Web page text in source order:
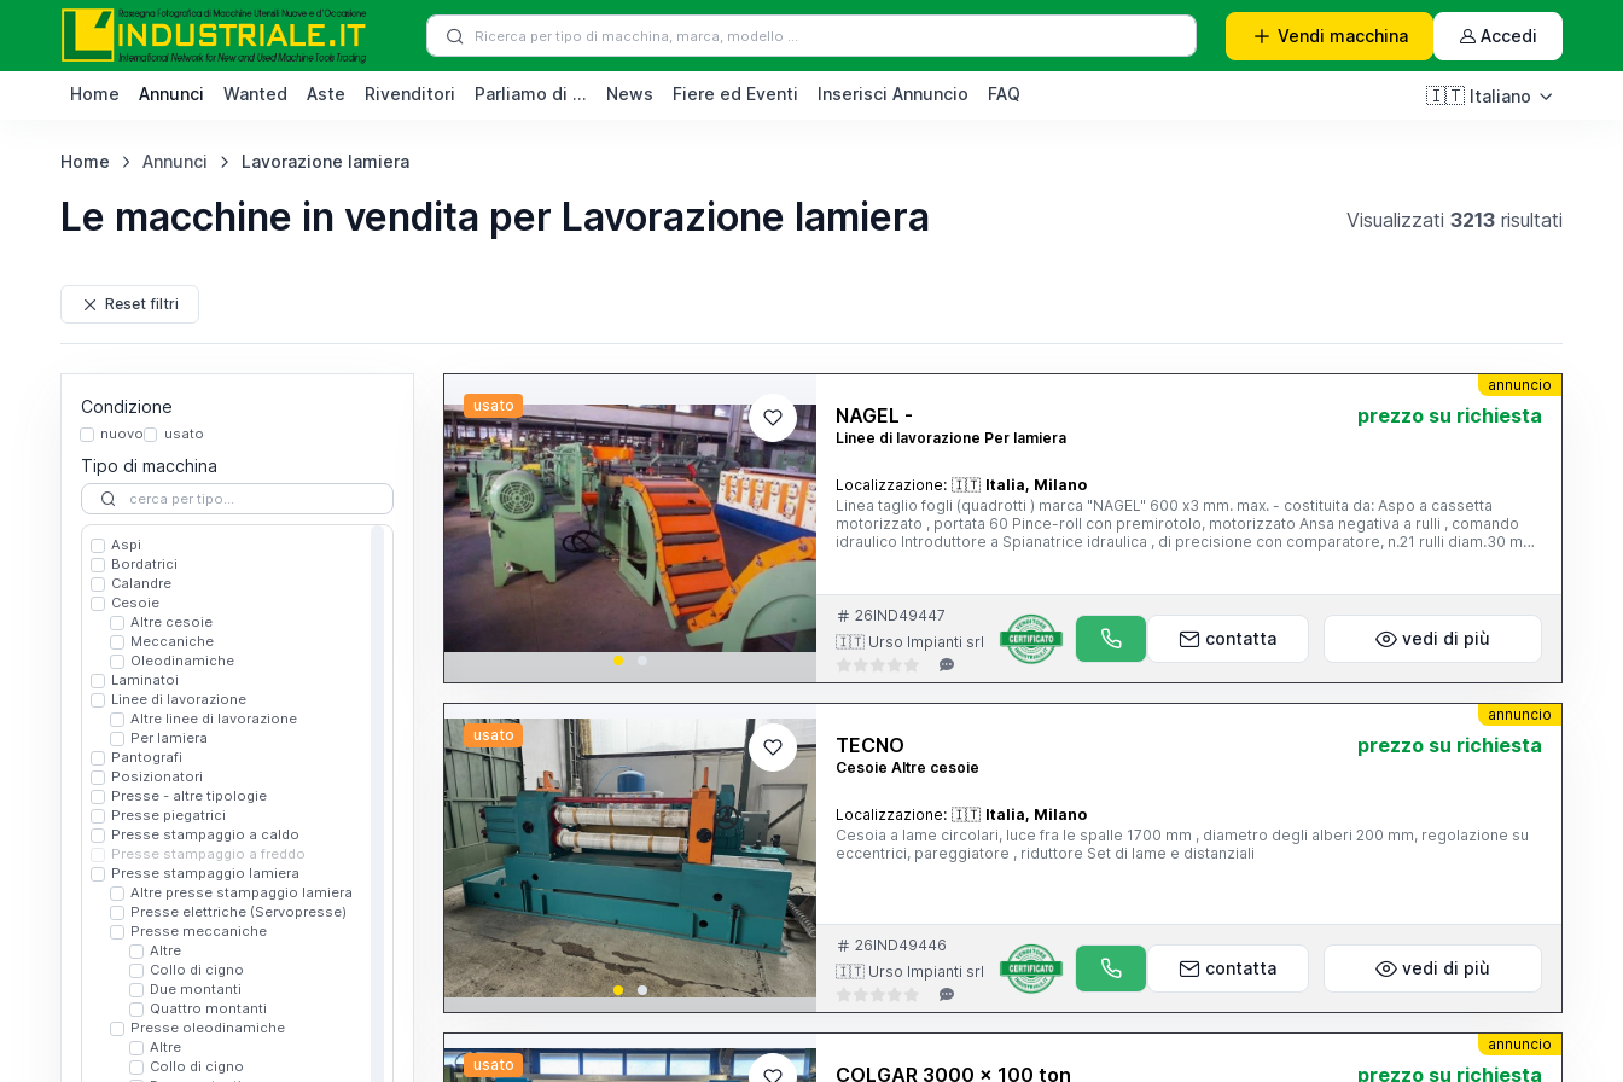
Vendi macchina Accedi
Home Annunci Wanted Aste Rivenditori Parliamo di ... News Fiere ed Eventi Inserisci Annuncio FAQ 🇮🇹 Italiano
Home Annunci Lavorazione lamiera
Le macchine in vendita per Lavorazione lamiera Visualizzati3213 risultati
Reset filtri
Condizione
nuovo usato
Tipo di macchina
Aspi
Bordatrici
Calandre
Cesoie
Altre cesoie
Meccaniche
Oleodinamiche
Laminatoi
Linee di lavorazione
Altre linee di lavorazione
Per lamiera
Pantografi
Posizionatori
Presse - altre tipologie
Presse piegatrici
Presse stampaggio a caldo
Presse stampaggio a freddo
Presse stampaggio lamiera
Altre presse stampaggio lamiera
Presse elettriche (Servopresse)
Presse meccaniche
Altre
Collo di cigno
Due montanti
Quattro montanti
Presse oleodinamiche
Altre
Collo di cigno
usato
annuncio
NAGEL -
Linee di lavorazione Per lamiera
prezzo su richiesta
Localizzazione: 🇮🇹 Italia, Milano
Linea taglio fogli (quadrotti ) marca "NAGEL" 600 x3 mm. max. - costituita da: Aspo a cassetta
motorizzato , portata 60 Pince-roll con premirotolo, motorizzato Ansa negativa a rulli , comando
idraulico Introduttore a Spianatrice idraulica , di precisione con comparatore, n.21 rulli diam.30 mm
26IND49447
🇮🇹 Urso Impianti srl
contatta vedi di più
usato
annuncio
TECNO
Cesoie Altre cesoie
prezzo su richiesta
Localizzazione: 🇮🇹 Italia, Milano
Cesoia a lame circolari, luce fra le spalle 1700 mm , diametro degli alberi 200 mm, regolazione su
eccentrici, pareggiatore , riduttore Set di lame e distanziali
26IND49446
🇮🇹 Urso Impianti srl
contatta vedi di più
usato
annuncio
COLGAR 3000 x 100 ton prezzo su richiesta